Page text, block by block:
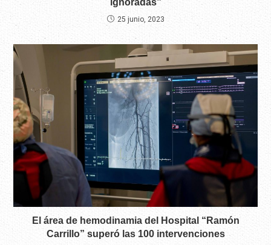
ignoradas”
25 junio, 2023
El área de hemodinamia del Hospital “Ramón
Carrillo” superó las 100 intervenciones